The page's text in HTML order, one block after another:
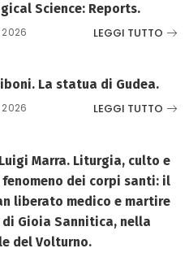
Science: Reports.
LEGGI TUTTO
La statua di Gudea.
LEGGI TUTTO
Marra. Liturgia, culto e
dei corpi santi: il
liberato medico e martire
di Gioia Sannitica, nella
del Volturno.